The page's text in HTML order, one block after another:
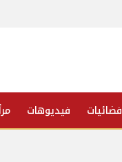
فضائيات فيديوهات